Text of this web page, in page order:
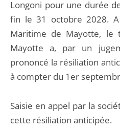
Longoni pour une durée
fin le 31 octobre 2028. A
Maritime de Mayotte, le
Mayotte a, par un
prononcé la résiliation
à compter du 1er
Saisie en appel par la
cette résiliation anticipée.